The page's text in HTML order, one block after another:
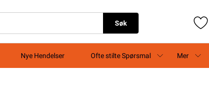
Søk
Nye Hendelser Ofte stilte Spørsmal Mer